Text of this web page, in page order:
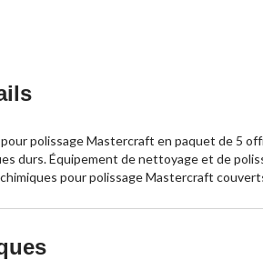
polissage Mastercraft en paquet de 5
durs. Équipement de nettoyage et de
pour polissage Mastercraft